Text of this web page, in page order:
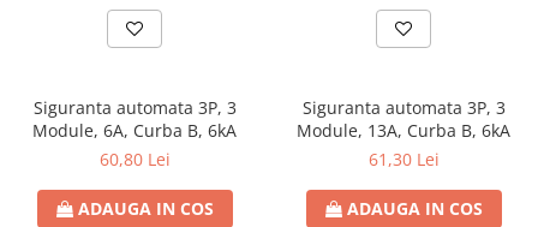
Siguranta automata 3P, 3
Module, 6A, Curba B, 6kA
60,80 Lei
ADAUGA IN COS
Siguranta automata 3P, 3
Module, 13A, Curba B, 6kA
61,30 Lei
ADAUGA IN COS